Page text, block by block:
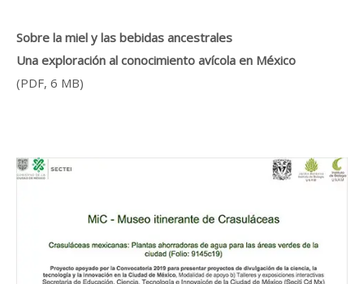
Sobre la miel y las bebidas ancestrales
Una exploración al conocimiento avícola en México
(PDF, 6 MB)